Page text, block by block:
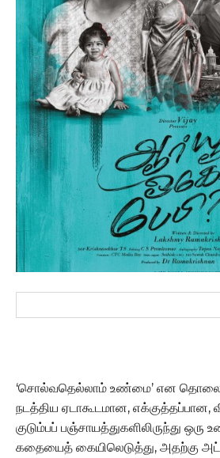
‘சொல்வதெல்லாம் உண்மை’ என
நடத்திய ஏடாகூடமான, எக்குத்தப்பான,
குடும்பப் பஞ்சாயத்துகளிலிருந்து ஒரு
கதையைத் கையிலெடுத்து, அதற்கு